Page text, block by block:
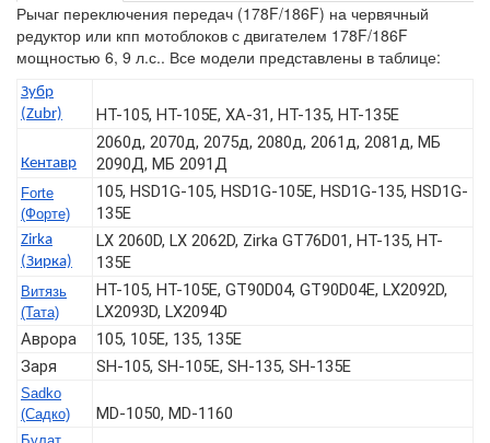
Рычаг переключения передач (178F/186F) на червячный
редуктор или кпп мотоблоков с двигателем 178F/186F
мощностью 6, 9 л.с.. Все модели представлены в таблице:
Зубр
(Zubr)
HT-105, HT-105E, ХА-31, HT-135, HT-135E
Кентавр
2060д, 2070д, 2075д, 2080д, 2061д, 2081д, МБ
2090Д, МБ 2091Д
Forte
(Форте)
105, HSD1G-105, HSD1G-105E, HSD1G-135, HSD1G-
135E
Zirka
(Зирка)
LX 2060D, LX 2062D, Zirka GT76D01, HT-135, HT-
135E
Витязь
(Тата)
HT-105, HT-105E, GT90D04, GT90D04E, LX2092D,
LX2093D, LX2094D
Аврора
105, 105Е, 135, 135E
Заря
SH-105, SH-105E, SH-135, SH-135E
Sadko
(Садко)
MD-1050, MD-1160